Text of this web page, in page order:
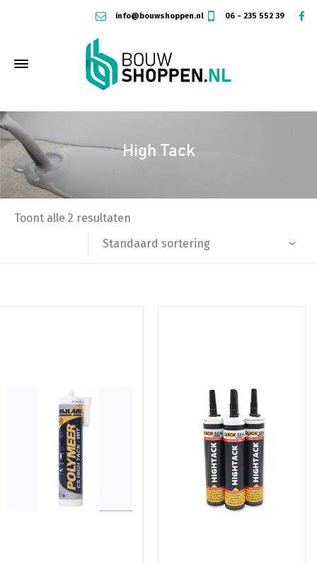
info@bouwshoppen.nl 06 - 235 552 39
High Tack
Toont alle 2 resultaten
Standaard sortering
gekozen
worden